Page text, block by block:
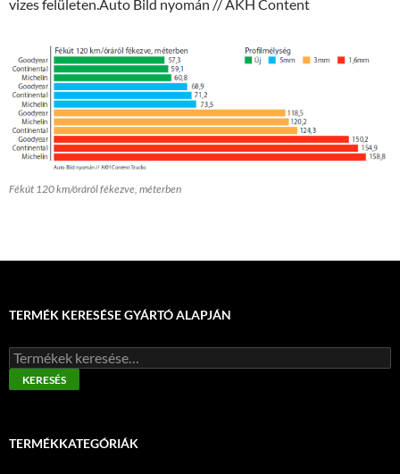
vizes felületen.Auto Bild nyomán // AKH Content
Fékút 120 km/óráról fékezve, méterben
TERMÉK KERESÉSE GYÁRTÓ ALAPJÁN
Keresés
a
következőre:
KERESÉS
TERMÉKKATEGÓRIÁK